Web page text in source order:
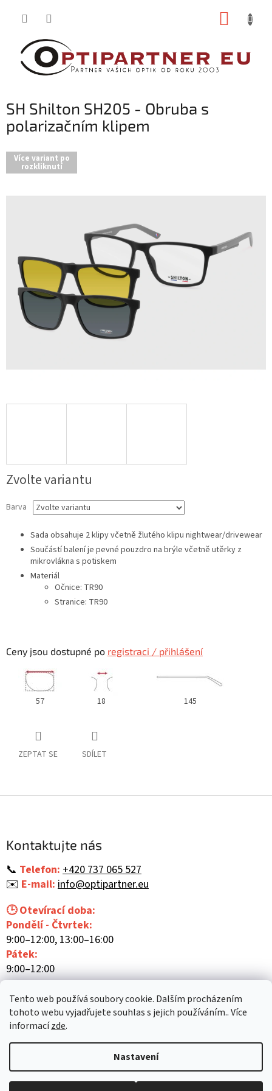
Tento web používá soubory cookie. Dalším procházením
tohoto webu vyjadřujete souhlas s jejich používáním.. Více
informacízde.
Nastavení
SH Shilton SH205 - Obruba s
polarizačním klipem
Více variant po
rozkliknutí
Zvolte variantu
Barva
Sada obsahuje 2 klipy včetně žlutého klipu nightwear/drivewear
Součástí balení je pevné pouzdro na brýle včetně utěrky z
mikrovlákna s potiskem
Materiál
Očnice: TR90
Stranice: TR90
Ceny jsou dostupné po registraci / přihlášení
57 18 145
ZEPTAT SE SDÍLET
Kontaktujte nás
📞 Telefon: +420 737 065 527
✉️ E-mail: info@optipartner.eu
🕒 Otevírací doba:
Pondělí - Čtvrtek:
9:00–12:00, 13:00–16:00
Pátek:
9:00–12:00
Copyright 2026Optipartner. Všechna práva vyhrazena.Upravit